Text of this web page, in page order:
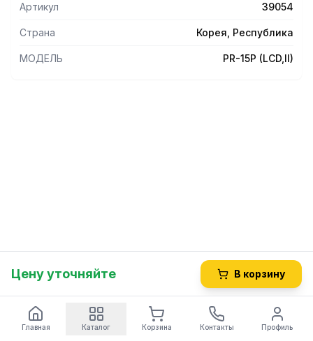
Суммирование стоимости нескольких весовых товаров
Светодиодный дисплей (СД) Двухсторонний дисплей
(для покупателя) Платформа из нержавеющей стали
Комбинированное питание Автоматическое отключение
Артикул 39054
Страна Корея, Республика
МОДЕЛЬ PR-15P (LCD,II)
Цену уточняйте В корзину
Главная Каталог Корзина Контакты Профиль